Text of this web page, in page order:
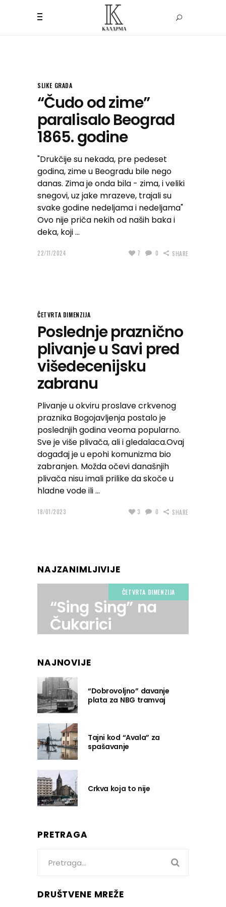
SLIKE GRADA
“Čudo od zime”
paralisalo Beograd
1865. godine
"Drukčije su nekada, pre pedeset
godina, zime u Beogradu bile nego
danas. Zima je onda bila - zima, i veliki
snegovi, uz jake mrazeve, trajali su
svake godine nedeljama i nedeljama"
Ovo nije priča nekih od naših baka i
deka, koji
22/11/2024 7 0 SHARE
ČETVRTA DIMENZIJA
Poslednje praznično
plivanje u Savi pred
višedecenijsku
zabranu
Plivanje u okviru proslave crkvenog
praznika Bogojavljenja postalo je
poslednjih godina veoma popularno.
Sve je više plivača, ali i gledalaca.Ovaj
događaj je u epohi komunizma bio
zabranjen. Možda očevi današnjih
plivača nisu imali prilike da skoče u
hladne vode ili
18/01/2023 3 0 SHARE
NAJZANIMLJIVIJE
ČETVRTA DIMENZIJA
“Sing Sing” na
Čukarici
NAJNOVIJE
“Dobrovoljno” davanje
plata za NBG tramvaj
Tajni kod “Avala” za
spašavanje
Crkva koja to nije
PRETRAGA
DRUŠTVENE MREŽE